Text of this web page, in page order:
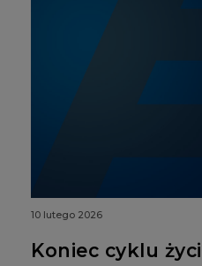
10 lutego 2026
Koniec cyklu